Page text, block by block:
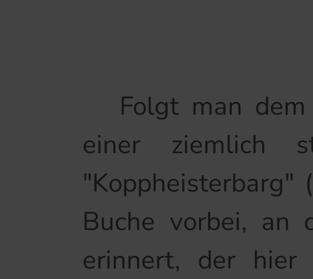
Folgt man dem
einer ziemlich
"Koppheisterbarg"
Buche vorbei, an
erinnert, der hier